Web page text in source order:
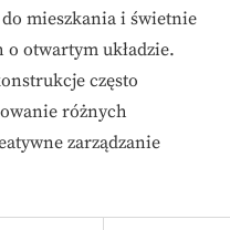
mieszkania i świetnie
o otwartym układzie.
często
różnych
zarządzanie